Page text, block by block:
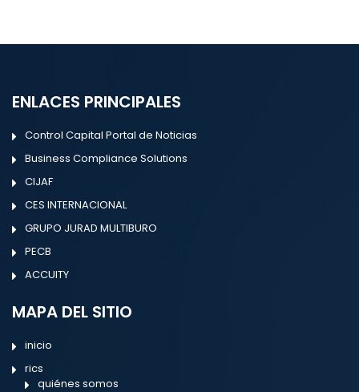
ENLACES PRINCIPALES
Control Capital Portal de Noticias
Business Compliance Solutions
CIJAF
CES INTERNACIONAL
GRUPO JURAD MULTIBURO
PECB
ACCUITY
MAPA DEL SITIO
inicio
rics
quiénes somos